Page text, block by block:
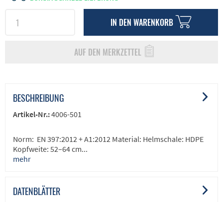
IN DEN WARENKORB
AUF DEN MERKZETTEL
BESCHREIBUNG
Artikel-Nr.:4006-501
Norm: EN 397:2012 + A1:2012 Material: Helmschale: HDPE
Kopfweite: 52–64 cm...
mehr
DATENBLÄTTER